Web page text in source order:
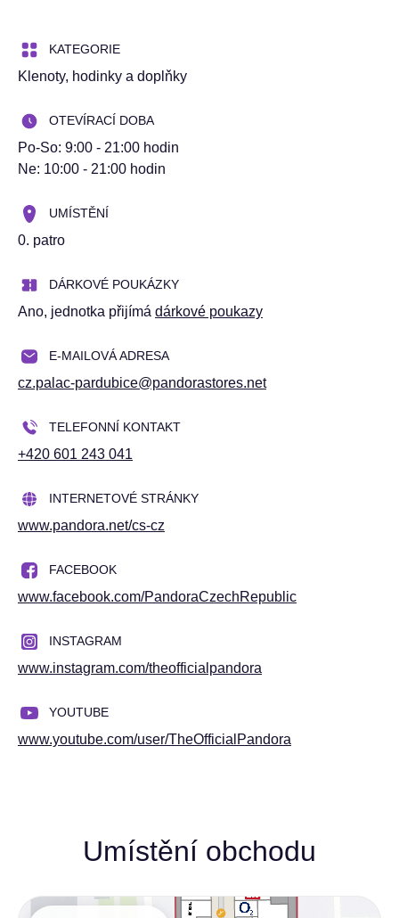
KATEGORIE
Klenoty, hodinky a doplňky
OTEVÍRACÍ DOBA
Po-So: 9:00 - 21:00 hodin
Ne: 10:00 - 21:00 hodin
UMÍSTĚNÍ
0. patro
DÁRKOVÉ POUKÁZKY
Ano, jednotka přijímá dárkové poukazy
E-MAILOVÁ ADRESA
cz.palac-pardubice@pandorastores.net
TELEFONNÍ KONTAKT
+420 601 243 041
INTERNETOVÉ STRÁNKY
www.pandora.net/cs-cz
FACEBOOK
www.facebook.com/PandoraCzechRepublic
INSTAGRAM
www.instagram.com/theofficialpandora
YOUTUBE
www.youtube.com/user/TheOfficialPandora
Umístění obchodu